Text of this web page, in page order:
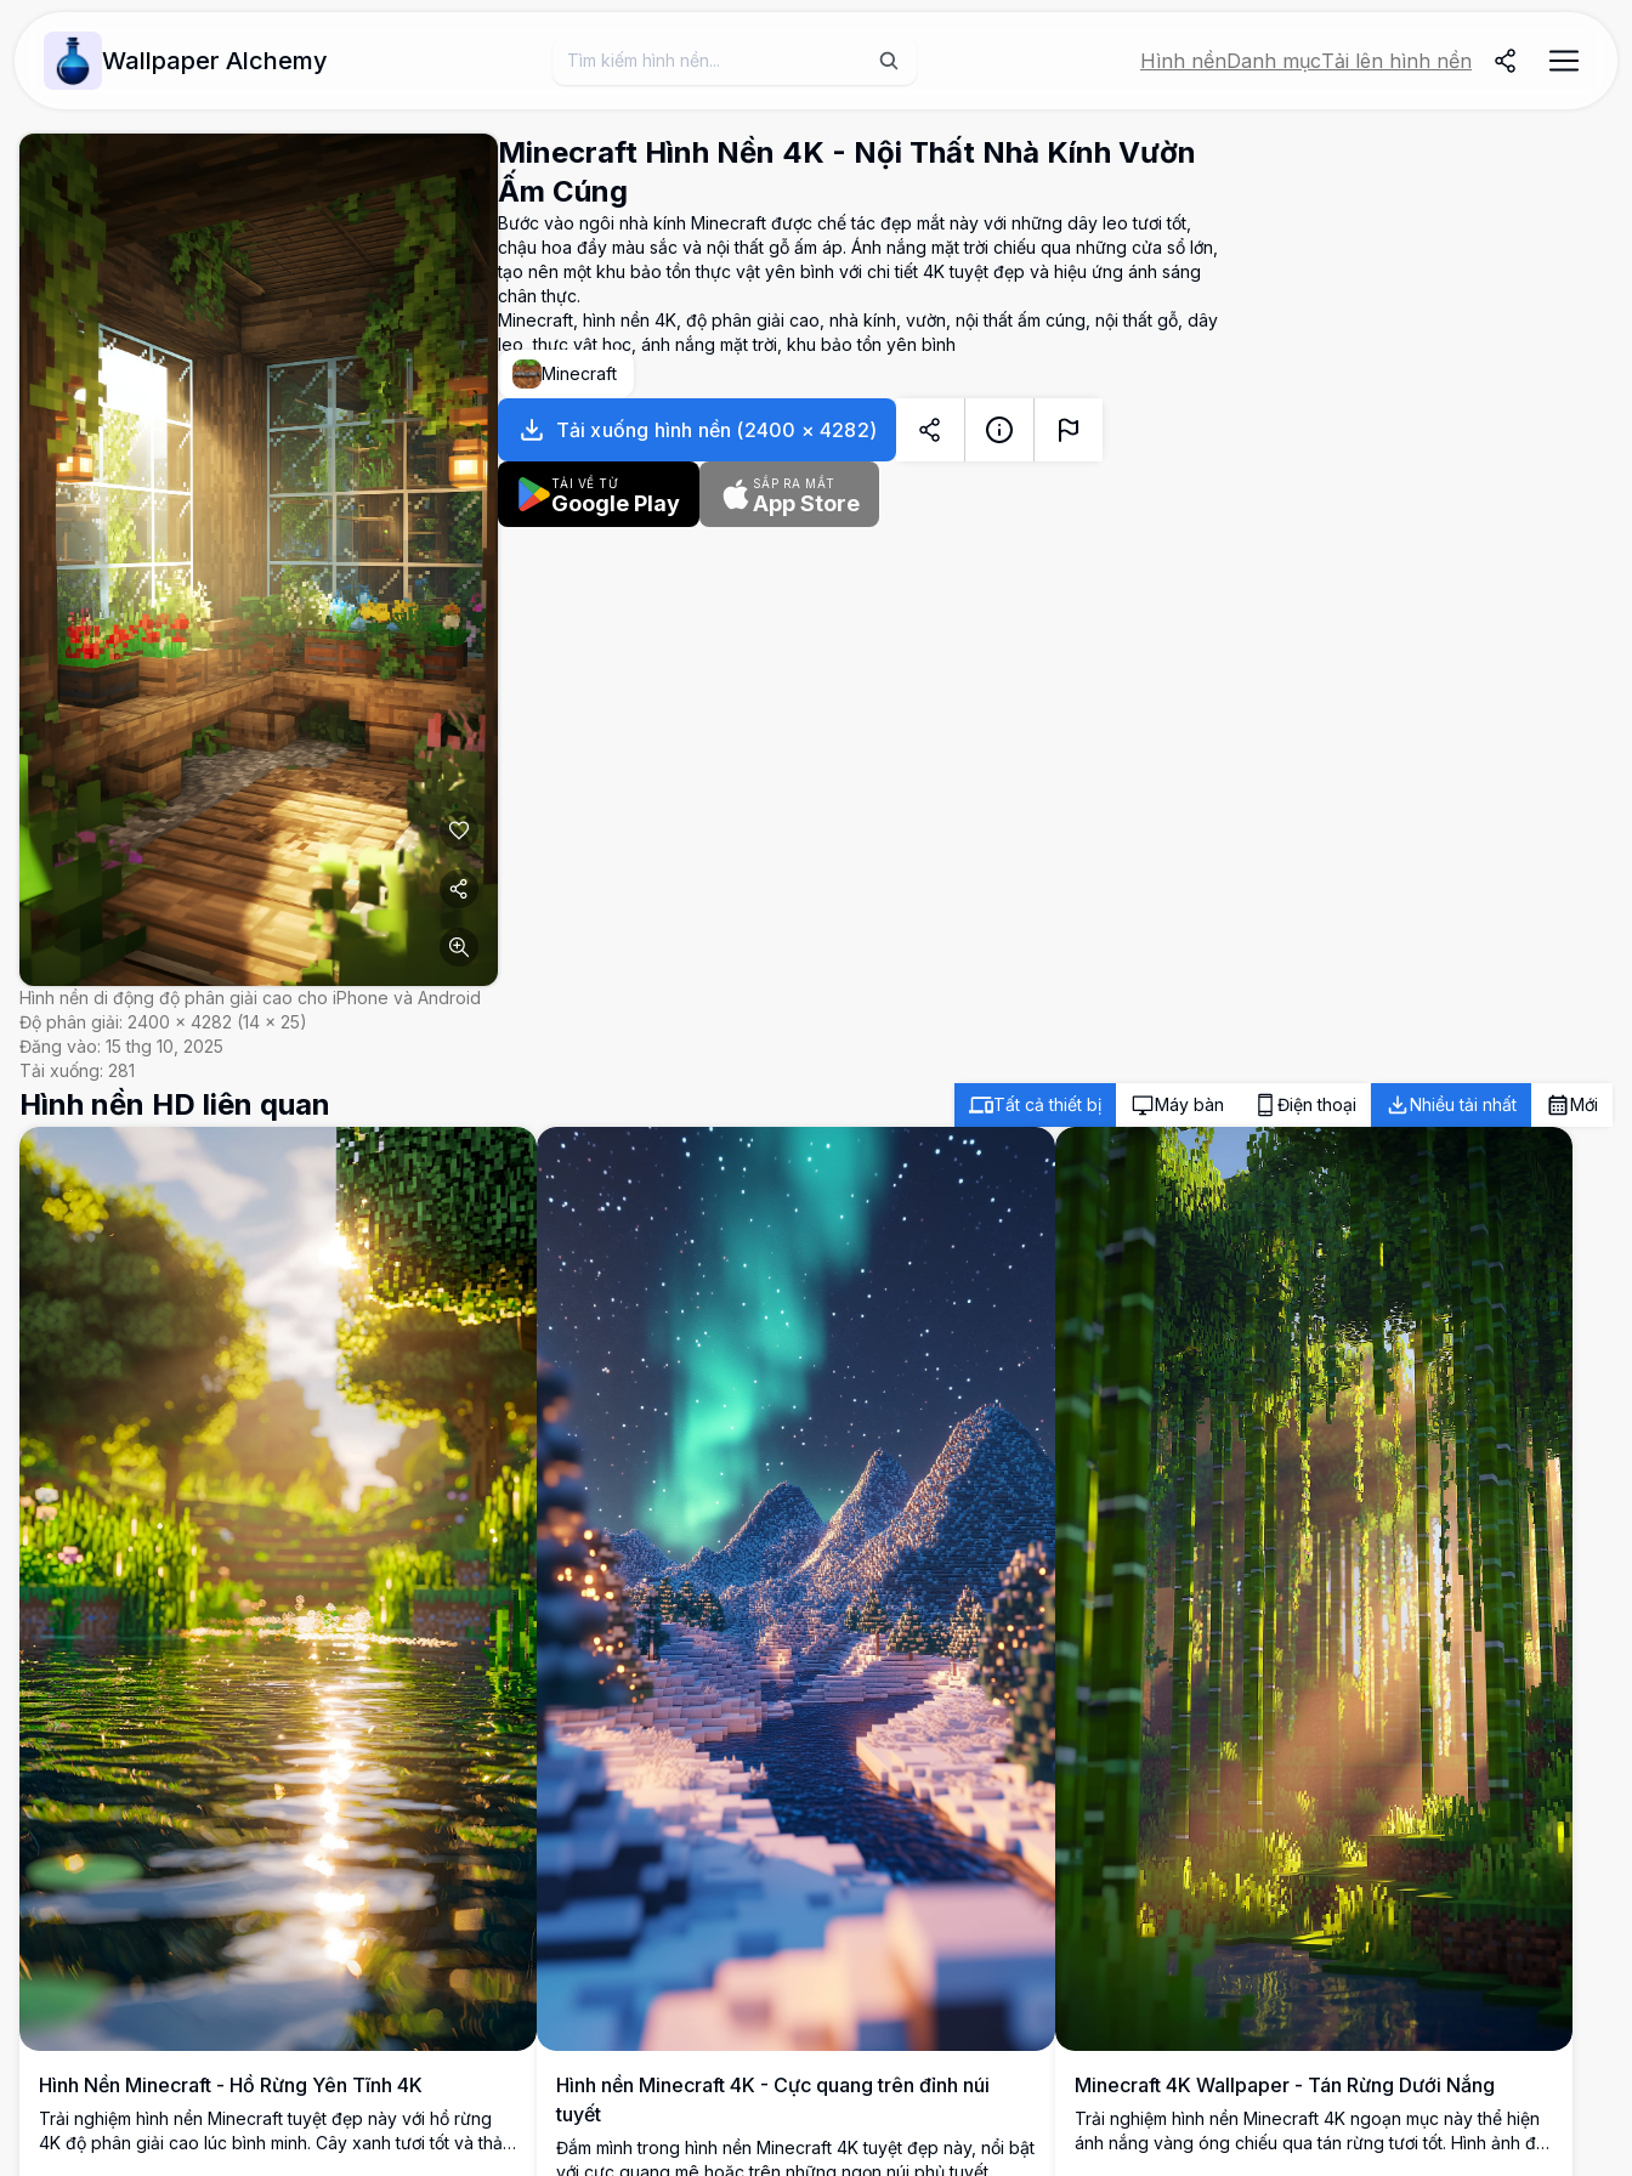
Wallpaper Alchemy Hình nềnDanh mụcTải lên hình nền
Hình nền di động độ phân giải cao cho iPhone và Android
Độ phân giải: 2400 × 4282 (14 × 25)
Đăng vào: 15 thg 10, 2025
Tải xuống: 281
Minecraft Hình Nền 4K - Nội Thất Nhà Kính Vườn
Ấm Cúng
Bước vào ngôi nhà kính Minecraft được chế tác đẹp mắt này với những dây leo tươi tốt,
chậu hoa đầy màu sắc và nội thất gỗ ấm áp. Ánh nắng mặt trời chiếu qua những cửa sổ lớn,
tạo nên một khu bảo tồn thực vật yên bình với chi tiết 4K tuyệt đẹp và hiệu ứng ánh sáng
chân thực.
Minecraft, hình nền 4K, độ phân giải cao, nhà kính, vườn, nội thất ấm cúng, nội thất gỗ, dây
leo, thực vật học, ánh nắng mặt trời, khu bảo tồn yên bình
Minecraft
Tải xuống hình nền (2400 ×4282)
TẢI VỀ TỪ
Google Play
SẮP RA MẮT
App Store
Hình nền HD liên quan Tất cả thiết bị Máy bàn Điện thoại Nhiều tải nhất Mới
Hình Nền Minecraft - Hồ Rừng Yên Tĩnh 4K
Trải nghiệm hình nền Minecraft tuyệt đẹp này với hồ rừng
4K độ phân giải cao lúc bình minh. Cây xanh tươi tốt và thảm
Hình nền Minecraft 4K - Cực quang trên đỉnh núi
tuyết
Đắm mình trong hình nền Minecraft 4K tuyệt đẹp này, nổi bật
với cực quang mê hoặc trên những ngọn núi phủ tuyết.
Minecraft 4K Wallpaper - Tán Rừng Dưới Nắng
Trải nghiệm hình nền Minecraft 4K ngoạn mục này thể hiện
ánh nắng vàng óng chiếu qua tán rừng tươi tốt. Hình ảnh độ